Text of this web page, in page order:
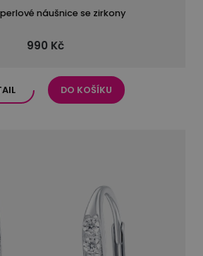
náušnice se zirkony
990 Kč
DO KOŠÍKU